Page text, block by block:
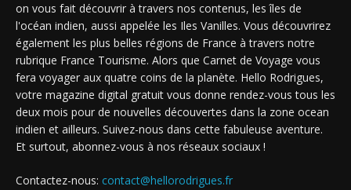
on vous fait découvrir à travers nos contenus, les îles de
l'océan indien, aussi appelée les Iles Vanilles. Vous découvrirez
également les plus belles régions de France à travers notre
rubrique France Tourisme. Alors que Carnet de Voyage vous
fera voyager aux quatre coins de la planète. Hello Rodrigues,
votre magazine digital gratuit vous donne rendez-vous tous les
deux mois pour de nouvelles découvertes dans la zone ocean
indien et ailleurs. Suivez-nous dans cette fabuleuse aventure.
Et surtout, abonnez-vous à nos réseaux sociaux !
Contactez-nous: contact@hellorodrigues.fr